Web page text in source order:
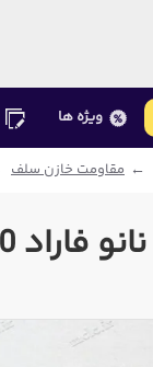
ویژه ها
مقاومت خازن سلف